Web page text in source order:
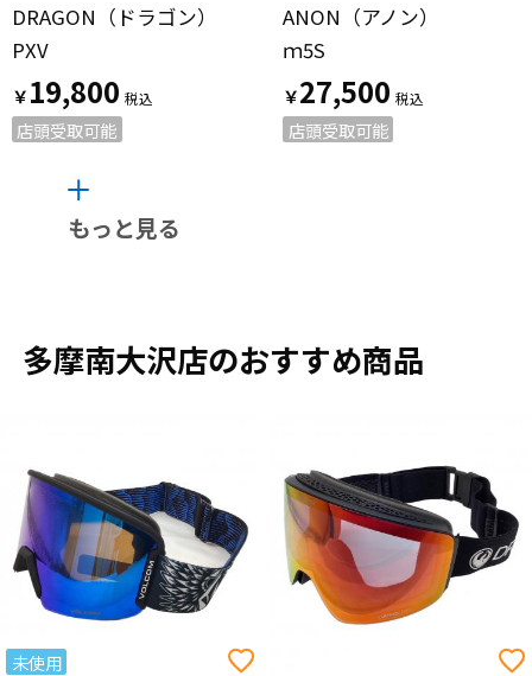
DRAGON（ドラゴン）
PXV
￥19,800
店頭受取可能
ANON（アノン）
ｍ5S
￥27,500
店頭受取可能
もっと見る
多摩南大沢店のおすすめ商品
未使用